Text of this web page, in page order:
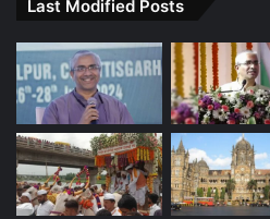
Last Modified Posts